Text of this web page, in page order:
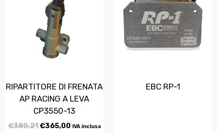
RIPARTITORE DI FRENATA
AP RACING A LEVA
CP3550-13
€380,21€365,00 IVA inclusa
EBC RP-1